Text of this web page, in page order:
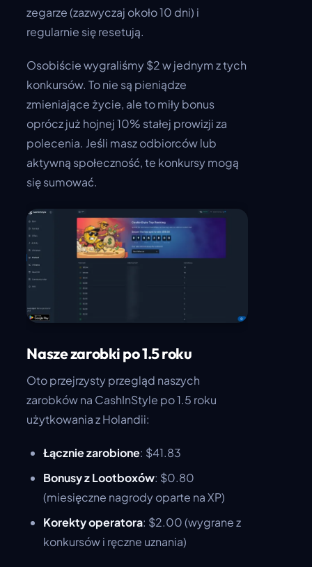
zegarze (zazwyczaj około 10 dni) i
regularnie się resetują.
Osobiście wygraliśmy $2 w jednym z tych
konkursów. To nie są pieniądze
zmieniające życie, ale to miły bonus
oprócz już hojnej 10% stałej prowizji za
polecenia. Jeśli masz odbiorców lub
aktywną społeczność, te konkursy mogą
się sumować.
Nasze zarobki po 1.5 roku
Oto przejrzysty przegląd naszych
zarobków na CashInStyle po 1.5 roku
użytkowania z Holandii:
Łącznie zarobione: $41.83
Bonusy z Lootboxów: $0.80
(miesięczne nagrody oparte na XP)
Korekty operatora: $2.00 (wygrane z
konkursów i ręczne uznania)